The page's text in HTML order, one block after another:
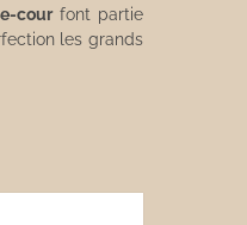
courfont partie
les grands